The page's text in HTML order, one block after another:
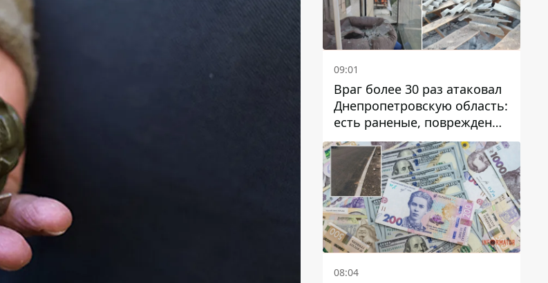
09:01
Враг более 30 раз атаковал
Днепропетровскую область:
есть раненые, повреждены
лицей, дома и предприятия
08:04